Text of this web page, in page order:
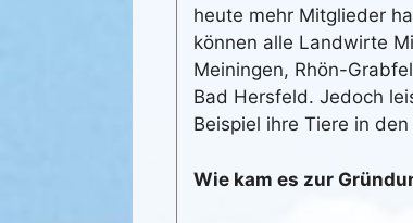
heute mehr Mitglieder
können alle Landwirte
Meiningen, Rhön-
Bad Hersfeld. Jedoch
Beispiel ihre Tiere in
Wie kam es zur